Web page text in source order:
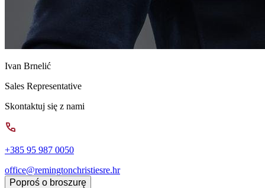
Ivan Brnelić
Sales Representative
Skontaktuj się z nami
+385 95 987 0050
office@remingtonchristiesre.hr
Poproś o broszurę